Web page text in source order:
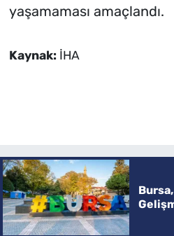
yaşamaması amaçlandı.
Kaynak: İHA